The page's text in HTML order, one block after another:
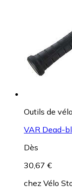
Outils de vélo
VAR Dead-
Dès
30,67 €
chez Vélo